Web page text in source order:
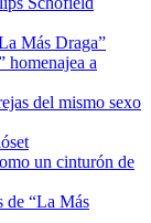
Más Draga”
homenajea a
del mismo sexo
un cinturón de
de “La Más